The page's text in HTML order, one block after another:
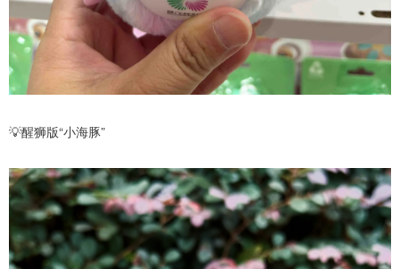
💡醒狮版“小海豚”